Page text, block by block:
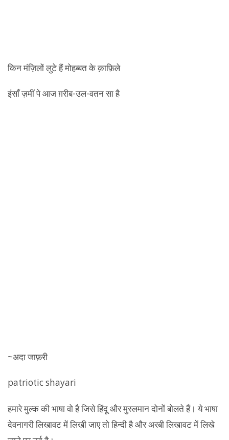
किन मंज़िलों लुटे हैं मोहब्बत के क़ाफ़िले
इंसाँ ज़मीं पे आज ग़रीब-उल-वतन सा है
~अदा जाफ़री
patriotic shayari
हमारे मुल्क की भाषा वो है जिसे हिंदू और मुस्लमान दोनों बोलते हैं। ये भाषा
देवनागरी लिखावट में लिखी जाए तो हिन्दी है और अरबी लिखावट में लिखे